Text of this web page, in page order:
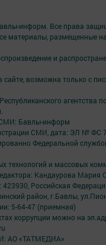
информ. Все права
материалы, размещенные
и
возможна только с
агентства
Бавлы-информ
СМИ, дата: ЭЛ № ФС
Федеральной
технологий и массовых
Кандаурова Мария
423930, Российская
район, г.Бавлы,
5-64-47 (приемная)
коррупции можно на
АО «ТАТМЕДИА»